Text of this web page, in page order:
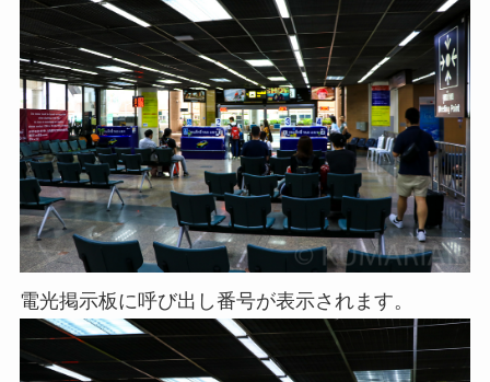
電光掲示板に呼び出し番号が表示されます。